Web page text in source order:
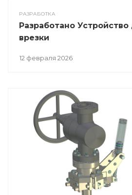
РАЗРАБОТКА
Разработано
врезки
12 февраля 2026